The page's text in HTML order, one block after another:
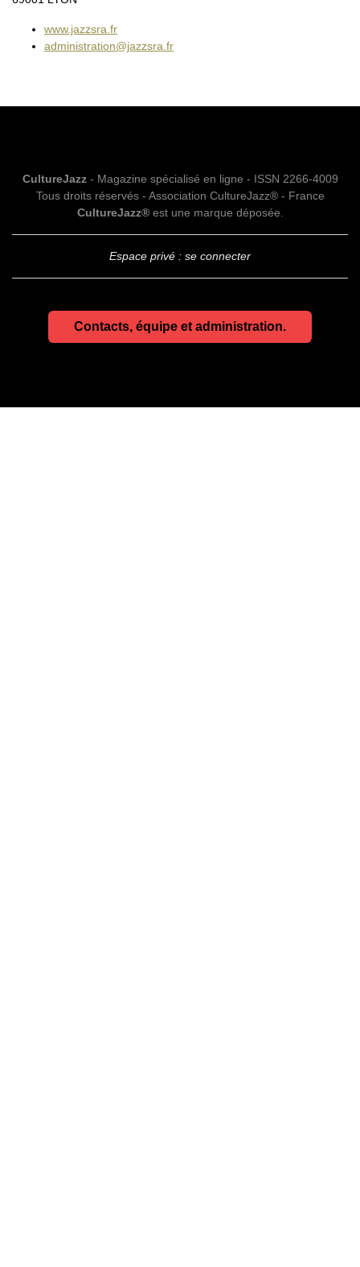
www.jazzsra.fr
administration@jazzsra.fr
CultureJazz- Magazine spécialisé en ligne - ISSN 2266-4009
Tous droits réservés - Association CultureJazz® - France
CultureJazz®est une marque déposée.
Espace privé : se connecter
Contacts, équipe et administration.